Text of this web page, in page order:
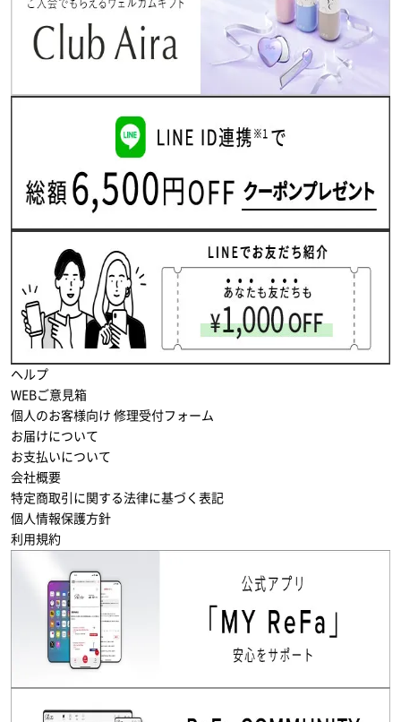
ヘルプ
WEBご意見箱
個人のお客様向け 修理受付フォーム
お届けについて
お支払いについて
会社概要
特定商取引に関する法律に基づく表記
個人情報保護方針
利用規約